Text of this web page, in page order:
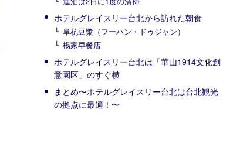
ホテルグレイスリー台北から訪れた朝食
阜杭豆漿（フーハン・ドゥジャン）
楊家早餐店
ホテルグレイスリー台北は「華山1914文化創
意園区」のすぐ横
まとめ〜ホテルグレイスリー台北は台北観光
の拠点に最適！〜